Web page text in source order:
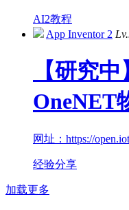
AI2教程
App Inventor 2
【研究
OneNET
网址：https://
经验分享
加载更多